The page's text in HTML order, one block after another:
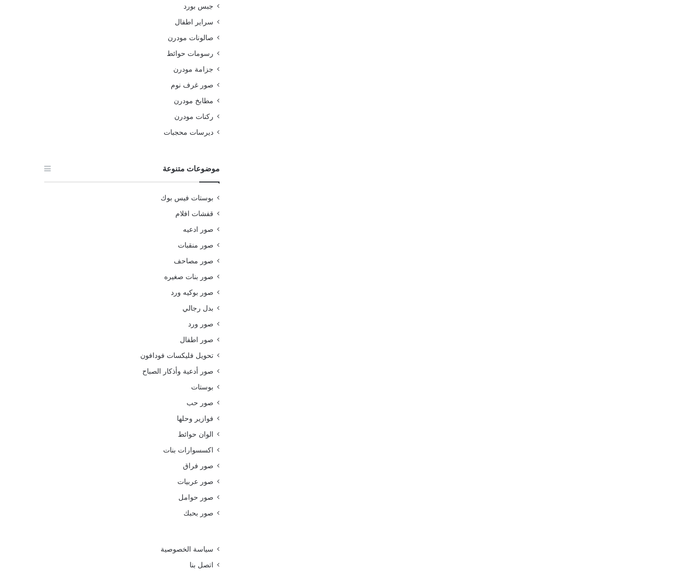
جبس بورد
سراير اطفال
صالونات مودرن
رسومات حوائط
جزامة مودرن
صور غرف نوم
مطابخ مودرن
ركنات مودرن
ديرسات محجبات
موضوعات متنوعة
بوستات فيس بوك
قفشات افلام
صور ادعيه
صور منقبات
صور مصاحف
صور بنات صغيره
صور بوكيه ورد
بدل رجالي
صور ورد
صور اطفال
تحويل فليكسات فودافون
صور أدعية وأذكار الصباح
بوستات
صور حب
فوازير وحلها
الوان حوائط
اكسسوارات بنات
صور فراق
صور عربيات
صور حوامل
صور بحبك
سياسة الخصوصية
اتصل بنا